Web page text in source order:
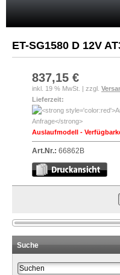
Neukunde?
Kasse
Anmelden
ET-SG1580 D 12V
837,15 €
inkl. 19 % MwSt. | zzgl.
Lieferzeit:
Auslaufmodell -
Art.Nr.: 66862B
Suche